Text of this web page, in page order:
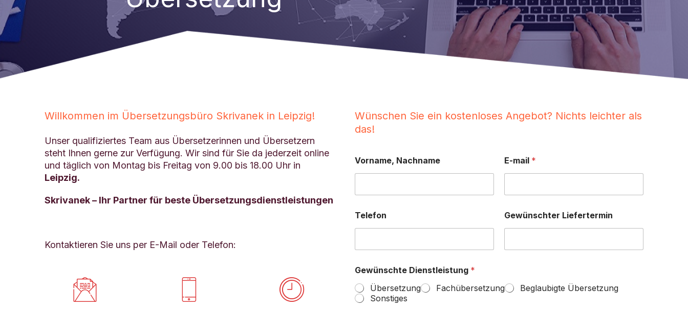
Willkommen im Übersetzungsbüro Skrivanek in Leipzig!
Unser qualifiziertes Team aus Übersetzerinnen und Übersetzern
steht Ihnen gerne zur Verfügung. Wir sind für Sie da jederzeit online
und täglich von Montag bis Freitag von 9.00 bis 18.00 Uhr in
Leipzig.
Skrivanek – Ihr Partner für beste Übersetzungsdienstleistungen
Kontaktieren Sie uns per E-Mail oder Telefon:

 

Wünschen Sie ein kostenloses Angebot? Nichts leichter als
das!
Vorname, Nachname
Telefon
E-mail *
Gewünschter Liefertermin
Gewünschte Dienstleistung *
Übersetzung
Fachübersetzung
Beglaubigte Übersetzung
Sonstiges